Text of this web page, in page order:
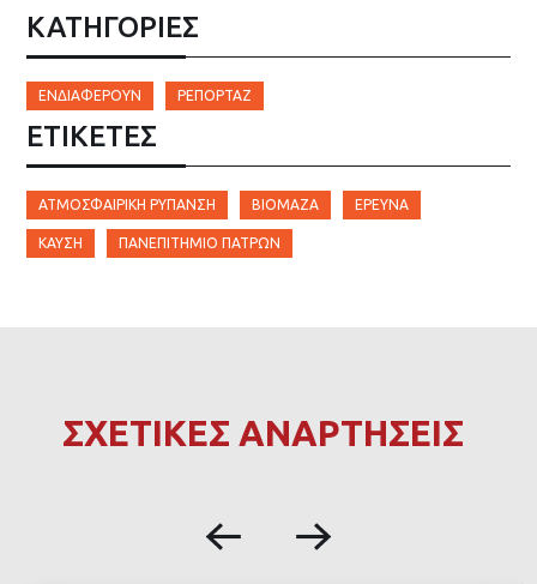
ΚΑΤΗΓΟΡΙΕΣ
ΕΝΔΙΑΦΈΡΟΥΝ ΡΕΠΟΡΤΆΖ
ΕΤΙΚΈΤΕΣ
ΑΤΜΟΣΦΑΙΡΙΚΉ ΡΎΠΑΝΣΗ ΒΙΟΜΆΖΑ ΈΡΕΥΝΑ
ΚΑΎΣΗ ΠΑΝΕΠΙΤΉΜΙΟ ΠΑΤΡΏΝ
ΣΧΕΤΙΚΕΣ ΑΝΑΡΤΗΣΕΙΣ